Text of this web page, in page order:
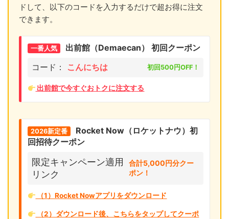
ドして、以下のコードを入力するだけで超お得に注文
できます。
一番人気
出前館（Demaecan） 初回クーポン
コード： こんにちは 初回500円OFF！
出前館で今すぐおトクに注文する
2026新定番
Rocket Now（ロケットナウ）初
回招待クーポン
限定キャンペーン適用
リンク
合計5,000円分クー
ポン！
（1）Rocket Nowアプリをダウンロード
（2）ダウンロード後、こちらをタップしてクーポ